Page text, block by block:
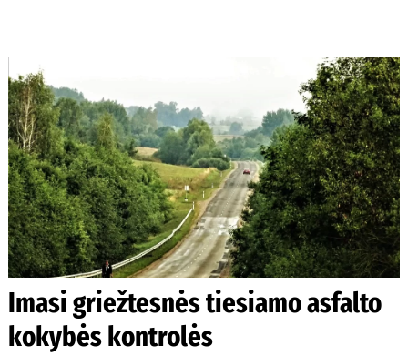
Imasi griežtesnės tiesiamo asfalto
kokybės kontrolės